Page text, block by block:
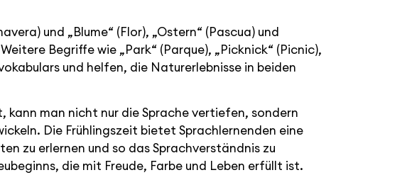
und „Blume“ (Flor), „Ostern“ (Pascua) und
Begriffe wie „Park“ (Parque), „Picknick“ (Picnic),
und helfen, die Naturerlebnisse in beiden
man nicht nur die Sprache vertiefen, sondern
Die Frühlingszeit bietet Sprachlernenden eine
zu erlernen und so das Sprachverständnis zu
die mit Freude, Farbe und Leben erfüllt ist.